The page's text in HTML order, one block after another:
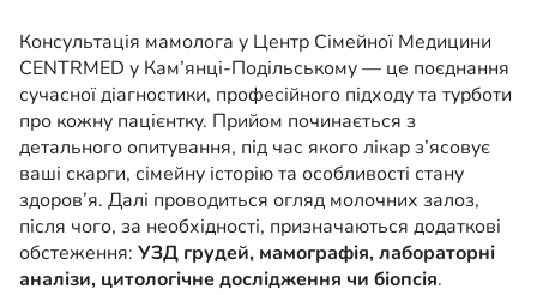
Консультація мамолога у Центр Сімейної Медицини
CENTRMED у Кам’янці-Подільському — це поєднання
сучасної діагностики, професійного підходу та турботи
про кожну пацієнтку. Прийом починається з
детального опитування, під час якого лікар з’ясовує
ваші скарги, сімейну історію та особливості стану
здоров’я. Далі проводиться огляд молочних залоз,
після чого, за необхідності, призначаються додаткові
обстеження: УЗД грудей, мамографія, лабораторні
аналізи, цитологічне дослідження чи біопсія.